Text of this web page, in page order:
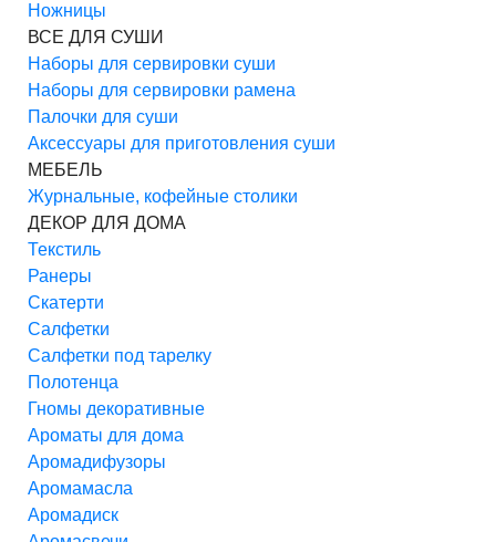
Ножницы
ВСЕ ДЛЯ СУШИ
Наборы для сервировки суши
Наборы для сервировки рамена
Палочки для суши
Аксессуары для приготовления суши
МЕБЕЛЬ
Журнальные, кофейные столики
ДЕКОР ДЛЯ ДОМА
Текстиль
Ранеры
Скатерти
Салфетки
Салфетки под тарелку
Полотенца
Гномы декоративные
Ароматы для дома
Аромадифузоры
Аромамасла
Аромадиск